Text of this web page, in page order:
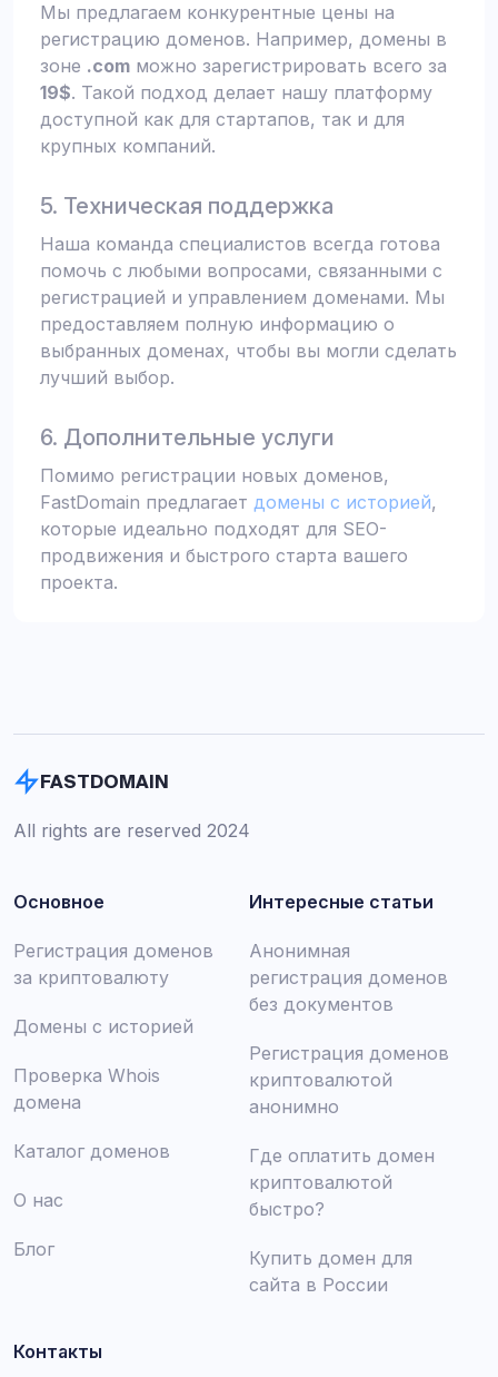
Мы предлагаем конкурентные цены на
регистрацию доменов. Например, домены в
зоне .com можно зарегистрировать всего за
19$. Такой подход делает нашу платформу
доступной как для стартапов, так и для
крупных компаний.
5. Техническая поддержка
Наша команда специалистов всегда готова
помочь с любыми вопросами, связанными с
регистрацией и управлением доменами. Мы
предоставляем полную информацию о
выбранных доменах, чтобы вы могли сделать
лучший выбор.
6. Дополнительные услуги
Помимо регистрации новых доменов,
FastDomain предлагает домены с историей,
которые идеально подходят для SEO-
продвижения и быстрого старта вашего
проекта.
FASTDOMAIN
All rights are reserved 2024
Основное
Регистрация доменов
за криптовалюту
Домены с историей
Проверка Whois
домена
Каталог доменов
О нас
Блог
Интересные статьи
Анонимная
регистрация доменов
без документов
Регистрация доменов
криптовалютой
анонимно
Где оплатить домен
криптовалютой
быстро?
Купить домен для
сайта в России
Контакты